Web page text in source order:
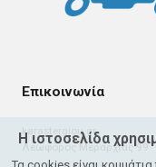
Η ιστοσελίδα
Επικοινωνία
karastergiou.gr
Λεωφόρος Μεραρχίας 99